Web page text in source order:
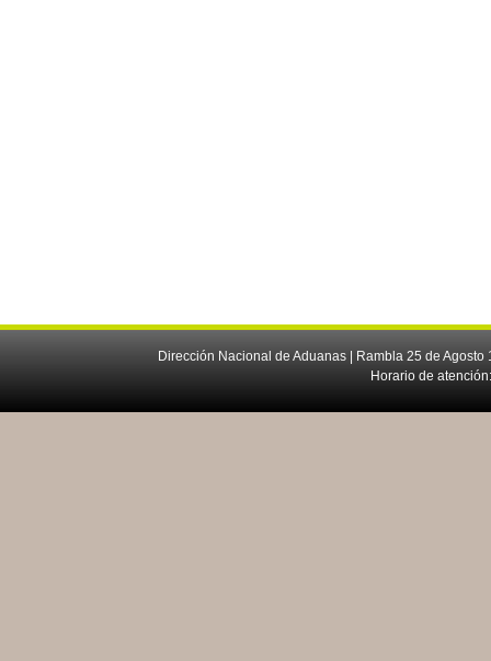
Dirección Nacional de Aduanas | Rambla 25 de
Horario de